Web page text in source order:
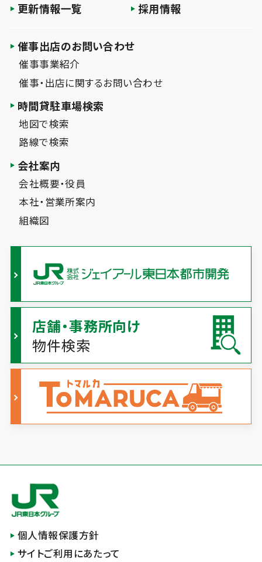
更新情報一覧
採用情報
催事出店のお問い合わせ
催事事業紹介
催事・出店に関するお問い合わせ
時間貸駐車場検索
地図で検索
路線で検索
会社案内
会社概要・役員
本社・営業所案内
組織図
店舗・事務所向け
物件検索
個人情報保護方針
サイトご利用にあたって